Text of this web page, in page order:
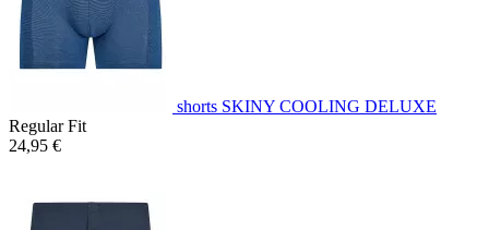
shorts SKINY COOLING DELUXE
Regular Fit
24,95 €